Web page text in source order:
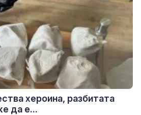
хероина, разбитата
да е...